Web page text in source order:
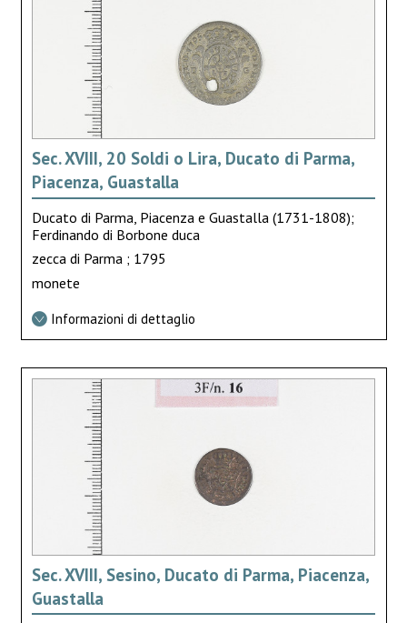
Sec. XVIII, 20 Soldi o Lira, Ducato di Parma,
Piacenza, Guastalla
Ducato di Parma, Piacenza e Guastalla (1731-1808);
Ferdinando di Borbone duca
zecca di Parma ; 1795
monete
Informazioni di dettaglio
Sec. XVIII, Sesino, Ducato di Parma, Piacenza,
Guastalla